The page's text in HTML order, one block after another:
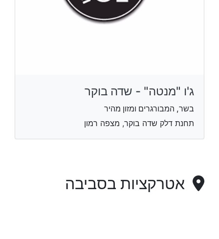
ג'ו "מנטה" - שדה בוקר
בשר, המבורגרים ומזון מהיר
תחנת דלק שדה בוקר, מצפה רמון
אטרקציות בסביבה